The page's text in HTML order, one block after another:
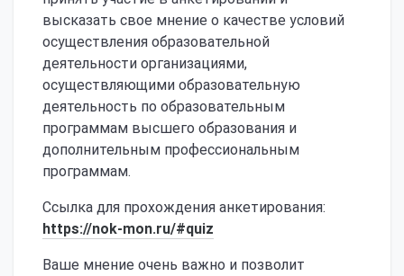
высказать свое мнение о качестве условий
осуществления образовательной
деятельности организациями,
осуществляющими образовательную
деятельность по образовательным
программам высшего образования и
дополнительным профессиональным
программам.
Ссылка для прохождения анкетирования:
https://nok-mon.ru/#quiz
Ваше мнение очень важно и позволит